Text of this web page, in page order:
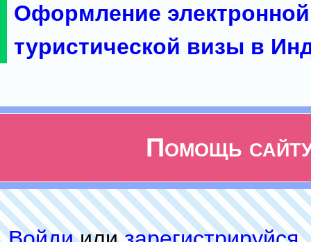
Оформление электронной
туристической визы в
Помощь